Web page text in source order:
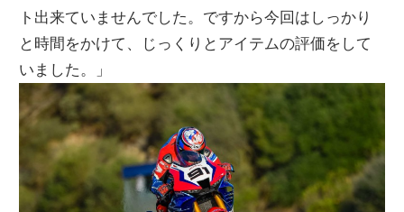
ト出来ていませんでした。ですから今回はしっかり
と時間をかけて、じっくりとアイテムの評価をして
いました。」